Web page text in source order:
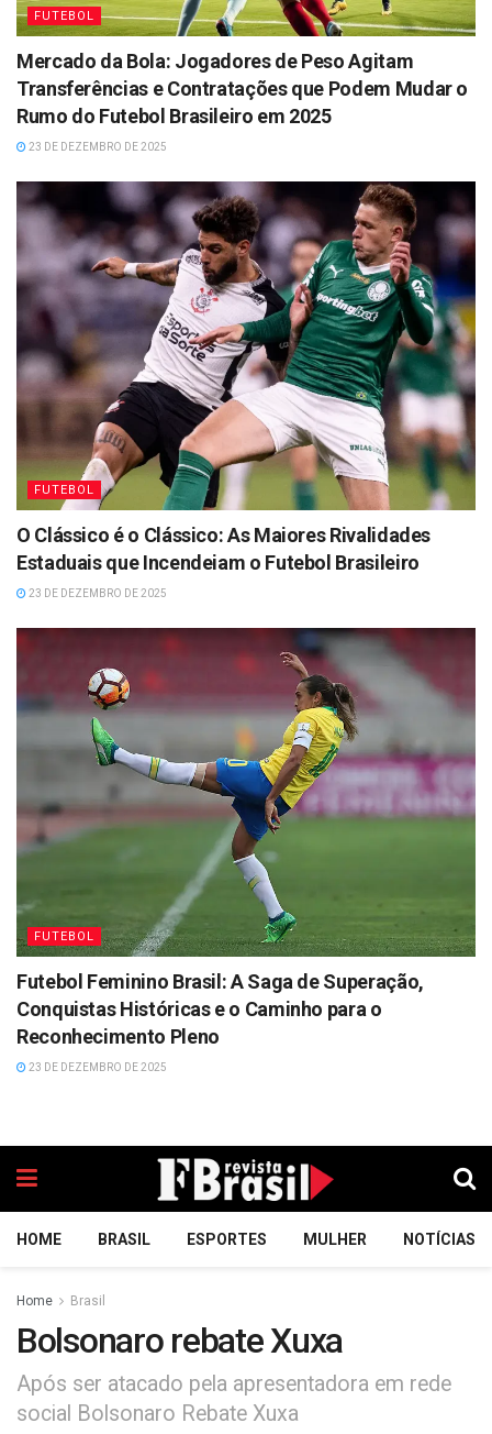
FUTEBOL
Mercado da Bola: Jogadores de Peso Agitam
Transferências e Contratações que Podem Mudar o
Rumo do Futebol Brasileiro em 2025
23 DE DEZEMBRO DE 2025
FUTEBOL
O Clássico é o Clássico: As Maiores Rivalidades
Estaduais que Incendeiam o Futebol Brasileiro
23 DE DEZEMBRO DE 2025
FUTEBOL
Futebol Feminino Brasil: A Saga de Superação,
Conquistas Históricas e o Caminho para o
Reconhecimento Pleno
23 DE DEZEMBRO DE 2025
HOME BRASIL ESPORTES MULHER NOTÍCIAS
Home Brasil
Bolsonaro rebate Xuxa
Após ser atacado pela apresentadora em rede
social Bolsonaro Rebate Xuxa